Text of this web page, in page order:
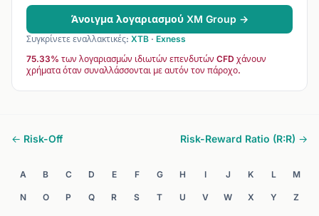
Άνοιγμα λογαριασμού XM Group →
Συγκρίνετε εναλλακτικές: XTB · Exness
75.33% των λογαριασμών ιδιωτών επενδυτών CFD χάνουν
χρήματα όταν συναλλάσσονται με αυτόν τον πάροχο.
← Risk-Off Risk-Reward Ratio (R:R) →
A B C D E F G H I J K L M
N O P Q R S T U V W X Y Z